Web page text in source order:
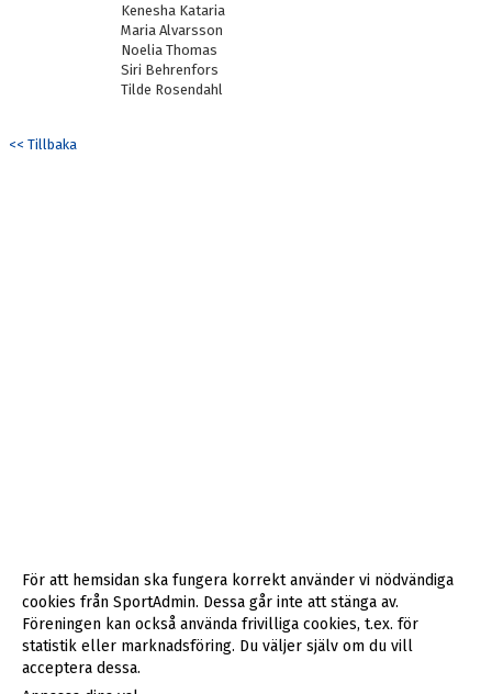
Kenesha Kataria
Maria Alvarsson
Noelia Thomas
Siri Behrenfors
Tilde Rosendahl
<< Tillbaka
För att hemsidan ska fungera korrekt använder vi nödvändiga
cookies från SportAdmin. Dessa går inte att stänga av.
Föreningen kan också använda frivilliga cookies, t.ex. för
statistik eller marknadsföring. Du väljer själv om du vill
acceptera dessa.